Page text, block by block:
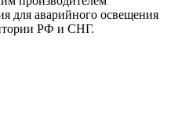
для аварийного освещения
РФ и СНГ.